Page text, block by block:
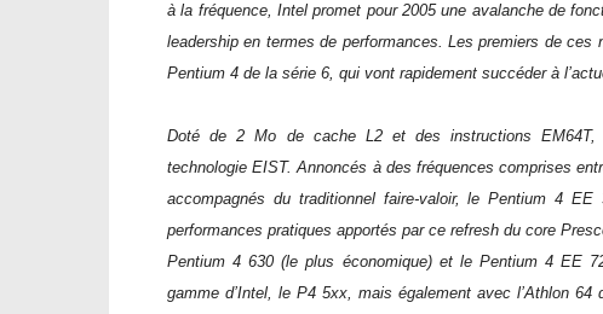
à la fréquence, Intel promet pour 2005 une avalanche de
leadership en termes de performances. Les premiers de
Pentium 4 de la série 6, qui vont rapidement succéder à
Doté de 2 Mo de cache L2 et des instructions EM64T,
technologie EIST. Annoncés à des fréquences comprises
accompagnés du traditionnel faire-valoir, le Pentium 4
performances pratiques apportés par ce refresh du core
Pentium 4 630 (le plus économique) et le Pentium 4 EE
gamme d’Intel, le P4 5xx, mais également avec l’Athlon